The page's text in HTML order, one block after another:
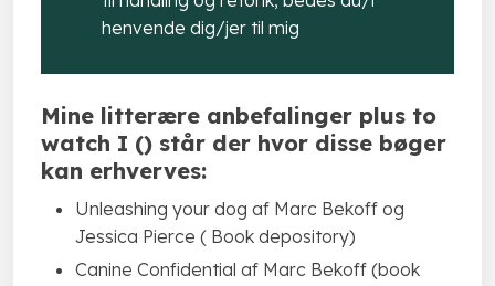
henvende dig/jer til mig
Mine litterære anbefalinger plus to
watch I () står der hvor disse bøger
kan erhverves:
Unleashing your dog af Marc Bekoff og
Jessica Pierce ( Book depository)
Canine Confidential af Marc Bekoff (book